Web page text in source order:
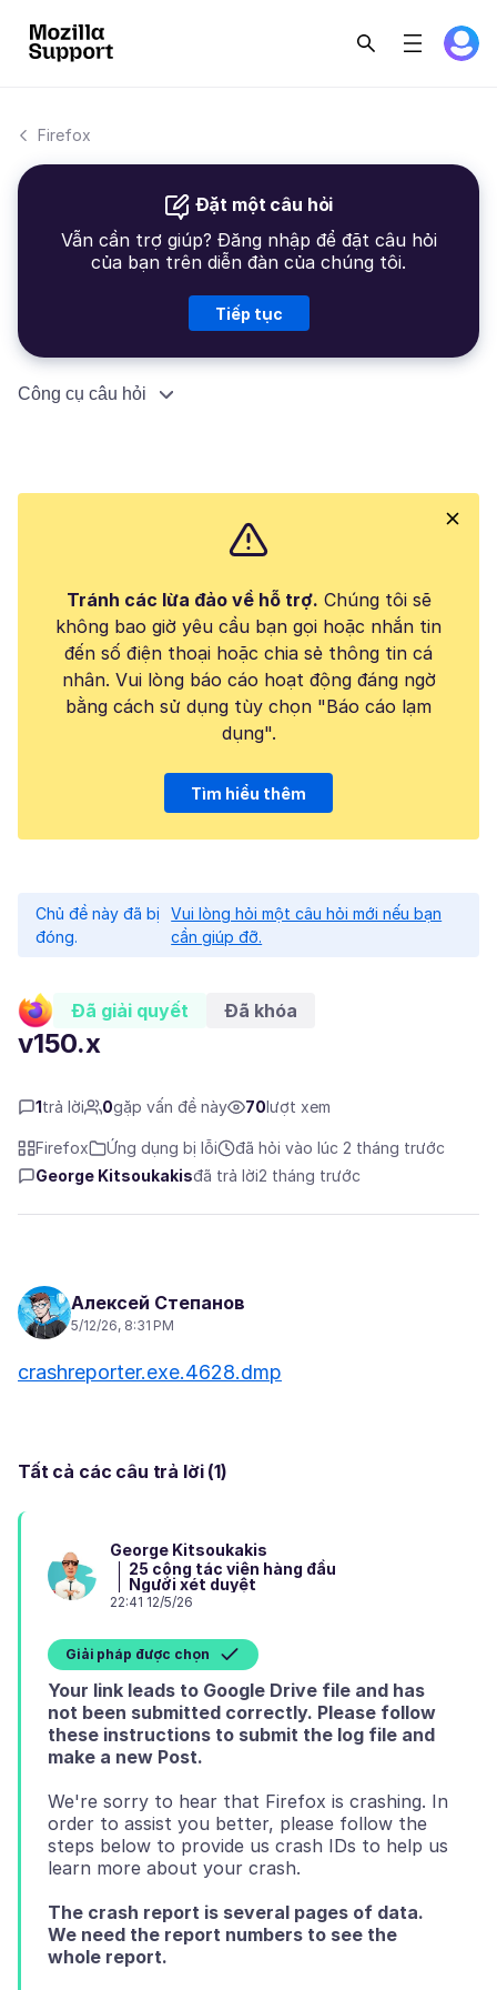
Firefox
Đặt một câu hỏi
Vẫn cần trợ giúp? Đăng nhập để đặt câu hỏi
của bạn trên diễn đàn của chúng tôi.
Tiếp tục
Công cụ câu hỏi
Tránh các lừa đảo về hỗ trợ. Chúng tôi sẽ
không bao giờ yêu cầu bạn gọi hoặc nhắn tin
đến số điện thoại hoặc chia sẻ thông tin cá
nhân. Vui lòng báo cáo hoạt động đáng ngờ
bằng cách sử dụng tùy chọn "Báo cáo lạm
dụng".
Tìm hiểu thêm
Chủ đề này đã bị
đóng.
Vui lòng hỏi một câu hỏi mới nếu bạn
cần giúp đỡ.
Đã giải quyết Đã khóa
v150.x
1trả lời 0gặp vấn đề này 70lượt xem
Firefox Ứng dụng bị lỗi
đã hỏi vào lúc 2 tháng trước
George Kitsoukakisđã trả lời2 tháng trước
Алексей Степанов
5/12/26, 8:31 PM
crashreporter.exe.4628.dmp
Tất cả các câu trả lời (1)
George Kitsoukakis
25 cộng tác viên hàng đầu
Người xét duyệt
22:41 12/5/26
Giải pháp được chọn
Your link leads to Google Drive file and has
not been submitted correctly. Please follow
these instructions to submit the log file and
make a new Post.
We're sorry to hear that Firefox is crashing. In
order to assist you better, please follow the
steps below to provide us crash IDs to help us
The crash report is several pages of data.
We need the report numbers to see the
whole report.